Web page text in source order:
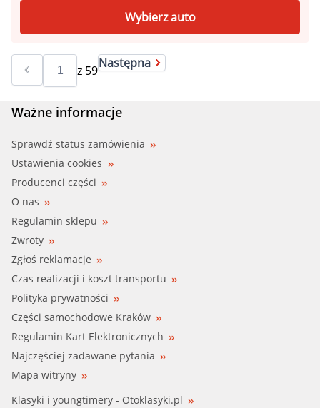
Wybierz auto
z 59Następna
Ważne informacje
Sprawdź status zamówienia
Ustawienia cookies
Producenci części
O nas
Regulamin sklepu
Zwroty
Zgłoś reklamacje
Czas realizacji i koszt transportu
Polityka prywatności
Części samochodowe Kraków
Regulamin Kart Elektronicznych
Najczęściej zadawane pytania
Mapa witryny
Klasyki i youngtimery - Otoklasyki.pl